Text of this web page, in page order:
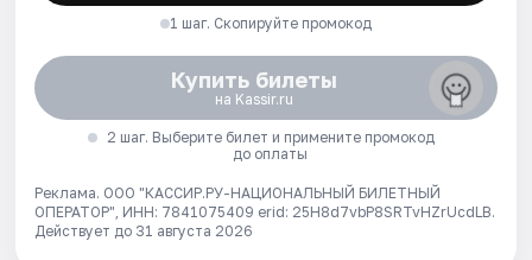
1 шаг. Скопируйте промокод
Купить билеты
на Kassir.ru
2 шаг. Выберите билет и примените промокод
до оплаты
Реклама. ООО "КАССИР.РУ-НАЦИОНАЛЬНЫЙ БИЛЕТНЫЙ
ОПЕРАТОР", ИНН: 7841075409 erid: 25H8d7vbP8SRTvHZrUcdLB.
Действует до 31 августа 2026